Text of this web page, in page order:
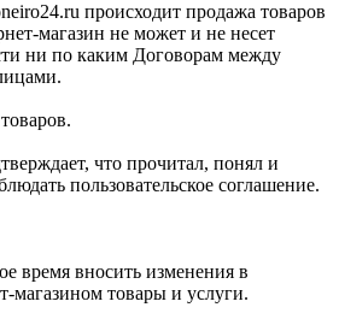
происходит продажа товаров
магазин не может и не несет
ни по каким Договорам между
что прочитал, понял и
пользовательское соглашение.
время вносить изменения в
магазином товары и услуги.